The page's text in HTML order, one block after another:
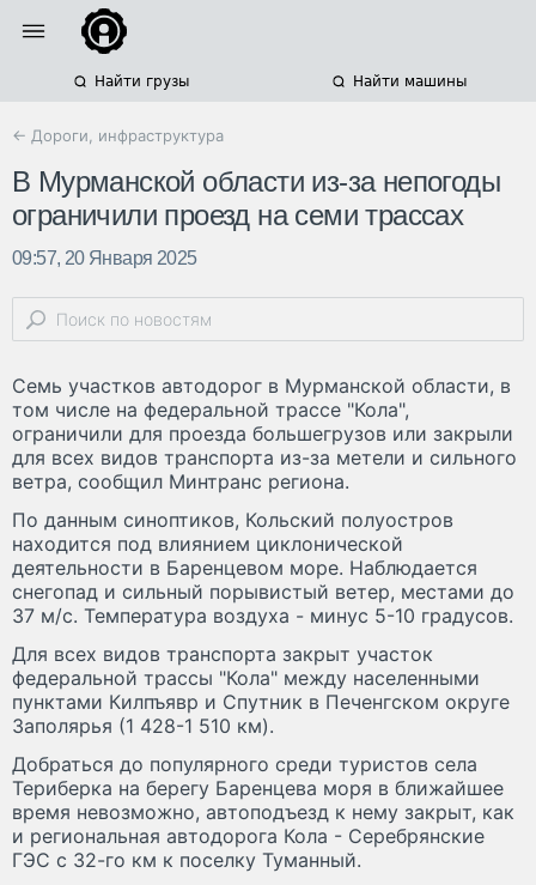
Найти грузы Найти машины
← Дороги, инфраструктура
В Мурманской области из-за непогоды
ограничили проезд на семи трассах
09:57, 20 Января 2025
Семь участков автодорог в Мурманской области, в
том числе на федеральной трассе "Кола",
ограничили для проезда большегрузов или закрыли
для всех видов транспорта из-за метели и сильного
ветра, сообщил Минтранс региона.
По данным синоптиков, Кольский полуостров
находится под влиянием циклонической
деятельности в Баренцевом море. Наблюдается
снегопад и сильный порывистый ветер, местами до
37 м/с. Температура воздуха - минус 5-10 градусов.
Для всех видов транспорта закрыт участок
федеральной трассы "Кола" между населенными
пунктами Килпъявр и Спутник в Печенгском округе
Заполярья (1 428-1 510 км).
Добраться до популярного среди туристов села
Териберка на берегу Баренцева моря в ближайшее
время невозможно, автоподъезд к нему закрыт, как
и региональная автодорога Кола - Серебрянские
ГЭС с 32-го км к поселку Туманный.